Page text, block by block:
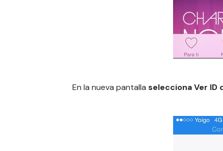
En la nueva pantalla selecciona Ver ID